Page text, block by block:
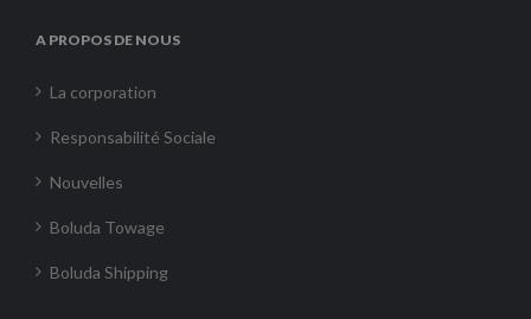
A PROPOS DE NOUS
La corporation
Responsabilité Sociale
Nouvelles
Boluda Towage
Boluda Shipping